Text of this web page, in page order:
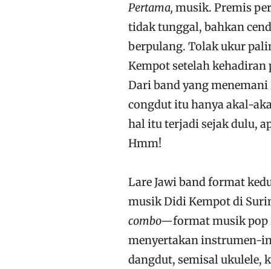
Pertama, musik. Premis
tidak tunggal, bahkan
berpulang. Tolak ukur
Kempot setelah
Dari band yang
congdut itu hanya akal-
hal itu terjadi sejak dulu,
Hmm!
Lare Jawi band format
musik Didi Kempot di
combo—format musik pop
menyertakan instrumen-
dangdut, semisal ukulele,